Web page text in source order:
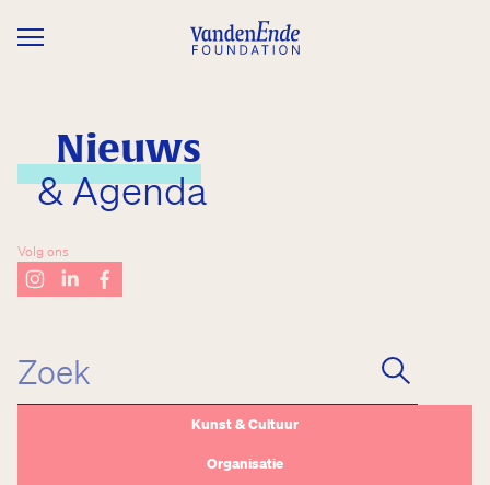
Overslaan en naar de inhoud gaan
Nieuws
& Agenda
Volg ons
Kunst & Cultuur
Organisatie